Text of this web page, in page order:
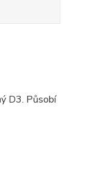
D3. Působí